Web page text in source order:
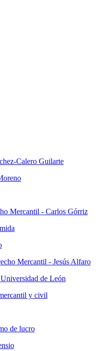
Calero Guilarte
Mercantil - Carlos Górriz
Mercantil - Jesús Alfaro
de León
y civil
de lucro